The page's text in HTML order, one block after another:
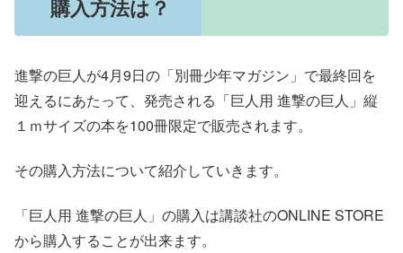
購入方法は？
進撃の巨人が4月9日の「別冊少年マガジン」で最終回を
迎えるにあたって、発売される「巨人用 進撃の巨人」縦
１ｍサイズの本を100冊限定で販売されます。
その購入方法について紹介していきます。
「巨人用 進撃の巨人」の購入は講談社のONLINE STORE
から購入することが出来ます。